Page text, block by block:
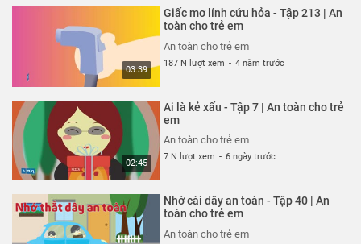
An toàn cho trẻ em
26 N lượt xem
03:23
An toàn cho trẻ em
26 N lượt xem
03:42
An toàn cho trẻ em
26 N lượt xem
03:39
Giấc mơ lính cứu hỏa - Tập 213 | An
toàn cho trẻ em
An toàn cho trẻ em
187 N lượt xem - 4 năm trước
02:45
Ai là kẻ xấu - Tập 7 | An toàn cho trẻ
em
An toàn cho trẻ em
7 N lượt xem - 6 ngày trước
Nhớ cài dây an toàn - Tập 40 | An
toàn cho trẻ em
An toàn cho trẻ em